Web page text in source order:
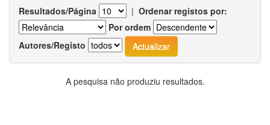
Resultados/Página | Ordenar registos por:
Por ordem
Autores/Registo
A pesquisa não produziu resultados.